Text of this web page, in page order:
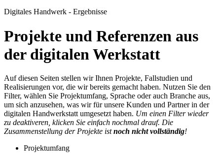
Digitales Handwerk - Ergebnisse
Projekte und Referenzen aus
der digitalen Werkstatt
Auf diesen Seiten stellen wir Ihnen Projekte, Fallstudien und
Realisierungen vor, die wir bereits gemacht haben. Nutzen Sie den
Filter, wählen Sie Projektumfang, Sprache oder auch Branche aus,
um sich anzusehen, was wir für unsere Kunden und Partner in der
digitalen Handwerkstatt umgesetzt haben. Um einen Filter wieder
zu deaktiveren, klicken Sie einfach nochmal drauf. Die
Zusammenstellung der Projekte istnoch nicht vollständig!
Projektumfang